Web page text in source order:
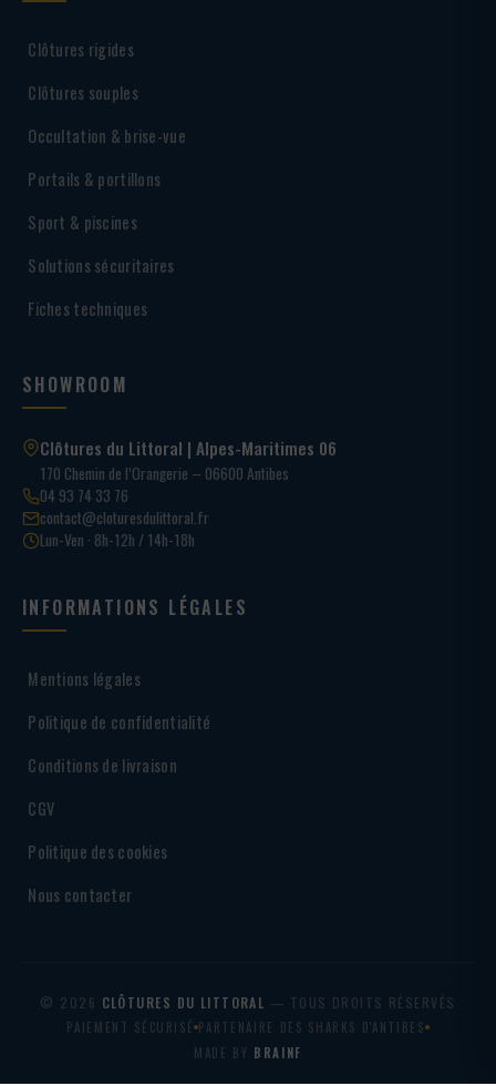
Clôtures rigides
Clôtures souples
Occultation & brise-vue
Portails & portillons
Sport & piscines
Solutions sécuritaires
Fiches techniques
SHOWROOM
Clôtures du Littoral | Alpes-Maritimes 06
170 Chemin de l’Orangerie – 06600 Antibes
04 93 74 33 76
contact@cloturesdulittoral.fr
Lun-Ven · 8h-12h / 14h-18h
INFORMATIONS LÉGALES
Mentions légales
Politique de confidentialité
Conditions de livraison
CGV
Politique des cookies
Nous contacter
© 2026 CLÔTURES DU LITTORAL — TOUS DROITS RÉSERVÉS
PAIEMENT SÉCURISÉ PARTENAIRE DES SHARKS D'ANTIBES
MADE BY BRAINF